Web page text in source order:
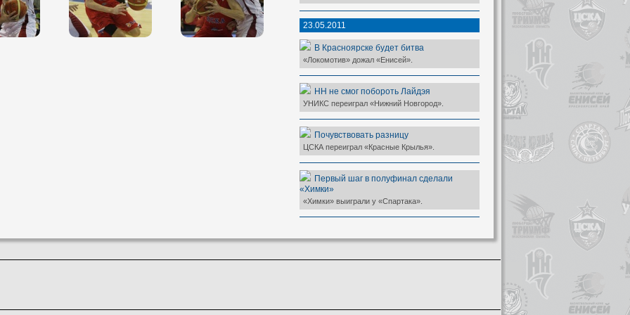
23.05.2011
В Красноярске будет битва
«Локомотив» дожал «Енисей».
НН не смог побороть Лайдэя
УНИКС переиграл «Нижний Новгород».
Почувствовать разницу
ЦСКА переиграл «Красные Крылья».
Первый шаг в полуфинал сделали
«Химки»
«Химки» выиграли у «Спартака».